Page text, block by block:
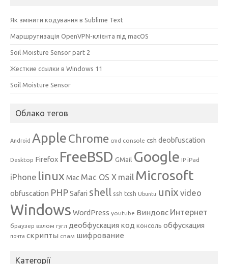
Як змінити кодування в Sublime Text
Маршрутизація OpenVPN-клієнта під macOS
Soil Moisture Sensor part 2
Жесткие ссылки в Windows 11
Soil Moisture Sensor
Облако тегов
Android Apple Chrome cmd console csh deobfuscation
Desktop Firefox FreeBSD GMail Google IP iPad
iPhone linux Mac Mac OS X mail Microsoft
obfuscation PHPSafari shell ssh tcsh Ubuntu unix video
Windows WordPress youtube Виндовс Интернет
браузер взлом гугл деобфускация код консоль обфускация
почта скрипты спам шифрование
Категорії